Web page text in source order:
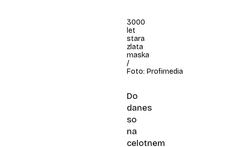
3000
let
stara
zlata
maska
/
Foto: Profimedia
Do
danes
so
na
celotnem